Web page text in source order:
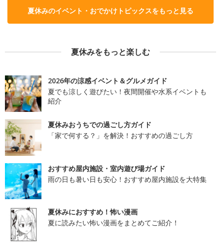
夏休みのイベント・おでかけトピックスをもっと見る
夏休みをもっと楽しむ
2026年の涼感イベント＆グルメガイド
夏でも涼しく遊びたい！夜間開催や水系イベントも
紹介
夏休みおうちでの過ごし方ガイド
「家で何する？」を解決！おすすめの過ごし方
おすすめ屋内施設・室内遊び場ガイド
雨の日も暑い日も安心！おすすめ屋内施設を大特集
夏休みにおすすめ！怖い漫画
夏に読みたい怖い漫画をまとめてご紹介！